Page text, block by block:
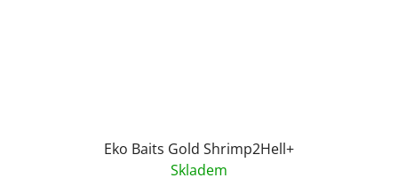
Eko Baits Gold Shrimp2Hell+
Skladem